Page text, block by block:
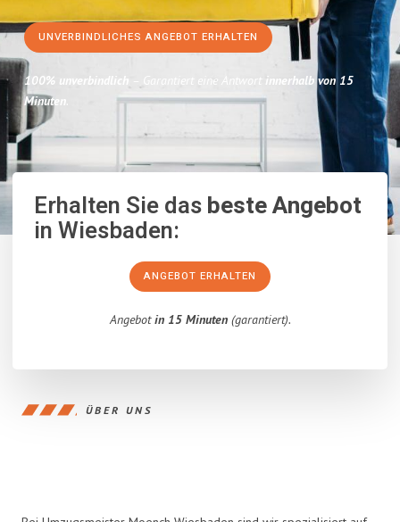
UNVERBINDLICHES ANGEBOT ERHALTEN
100% unverbindlich – Garantiert eine Antwort innerhalb von 15
Minuten.
Erhalten Sie dasbeste Angebot
in Wiesbaden:
ANGEBOT ERHALTEN
Angebotin 15 Minuten(garantiert).
ÜBER UNS